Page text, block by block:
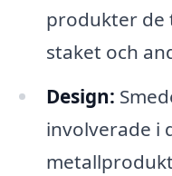
produkter de
staket och
Design:
involverade i